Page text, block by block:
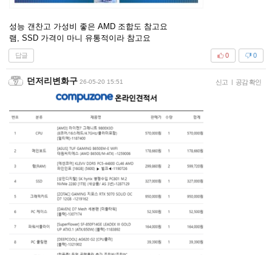
성능 갠찬고 가성비 좋은 AMD 조합도 참고요
램, SSD 가격이 마니 유통적이라 참고요
답글 0
0
던저리변화구 26-05-20 15:51 신고 | 공감 확인